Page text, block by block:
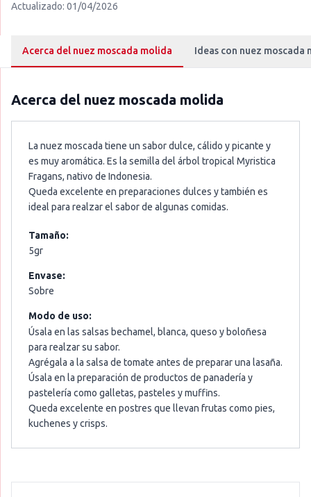
Actualizado: 01/04/2026
Acerca del nuez moscada molida Ideas con nuez moscada
Acerca del nuez moscada molida
La nuez moscada tiene un sabor dulce, cálido y picante y
es muy aromática. Es la semilla del árbol tropical Myristica
Fragans, nativo de Indonesia.
Queda excelente en preparaciones dulces y también es
ideal para realzar el sabor de algunas comidas.
Tamaño:
5gr
Envase:
Sobre
Modo de uso:
Úsala en las salsas bechamel, blanca, queso y boloñesa
para realzar su sabor.
Agrégala a la salsa de tomate antes de preparar una lasaña.
Úsala en la preparación de productos de panadería y
pastelería como galletas, pasteles y muffins.
Queda excelente en postres que llevan frutas como pies,
kuchenes y crisps.